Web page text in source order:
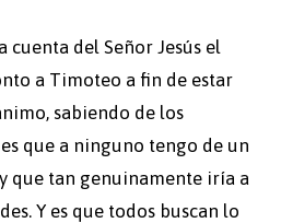
cuenta del Señor Jesús el
a Timoteo a fin de estar
sabiendo de los
que a ninguno tengo de un
que tan genuinamente iría a
Y es que todos buscan lo